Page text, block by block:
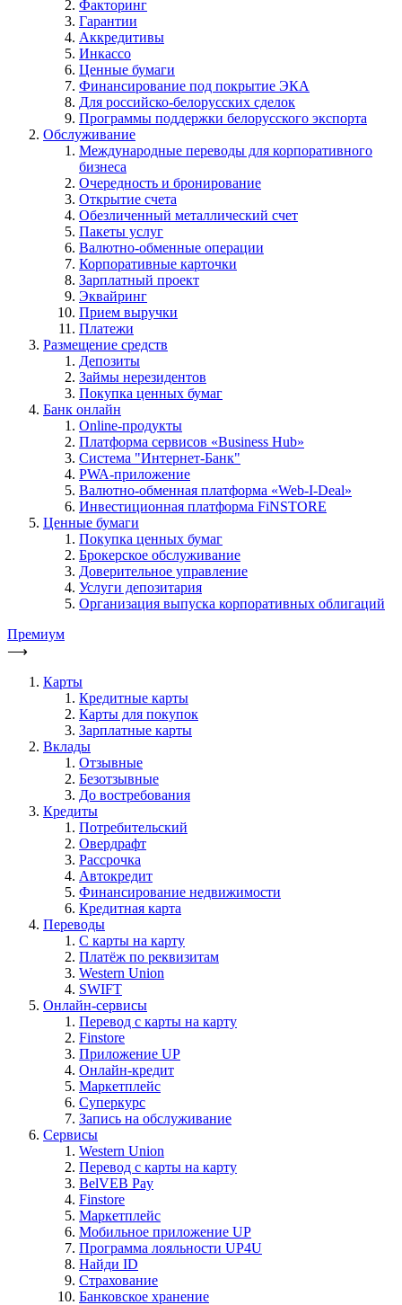
Факторинг
Гарантии
Аккредитивы
Инкассо
Ценные бумаги
Финансирование под покрытие ЭКА
Для российско-белорусских сделок
Программы поддержки белорусского экспорта
Обслуживание
Международные переводы для корпоративного
бизнеса
Очередность и бронирование
Открытие счета
Обезличенный металлический счет
Пакеты услуг
Валютно-обменные операции
Корпоративные карточки
Зарплатный проект
Эквайринг
Прием выручки
Платежи
Размещение средств
Депозиты
Займы нерезидентов
Покупка ценных бумаг
Банк онлайн
Online-продукты
Платформа сервисов «Business Hub»
Система "Интернет-Банк"
PWA-приложение
Валютно-обменная платформа «Web-I-Deal»
Инвестиционная платформа FiNSTORE
Ценные бумаги
Покупка ценных бумаг
Брокерское обслуживание
Доверительное управление
Услуги депозитария
Организация выпуска корпоративных облигаций
Премиум
⟶
Карты
Кредитные карты
Карты для покупок
Зарплатные карты
Вклады
Отзывные
Безотзывные
До востребования
Кредиты
Потребительский
Овердрафт
Рассрочка
Автокредит
Финансирование недвижимости
Кредитная карта
Переводы
С карты на карту
Платёж по реквизитам
Western Union
SWIFT
Онлайн-сервисы
Перевод с карты на карту
Finstore
Приложение UP
Онлайн-кредит
Маркетплейс
Суперкурс
Запись на обслуживание
Сервисы
Western Union
Перевод с карты на карту
BelVEB Pay
Finstore
Маркетплейс
Мобильное приложение UP
Программа лояльности UP4U
Найди ID
Страхование
Банковское хранение